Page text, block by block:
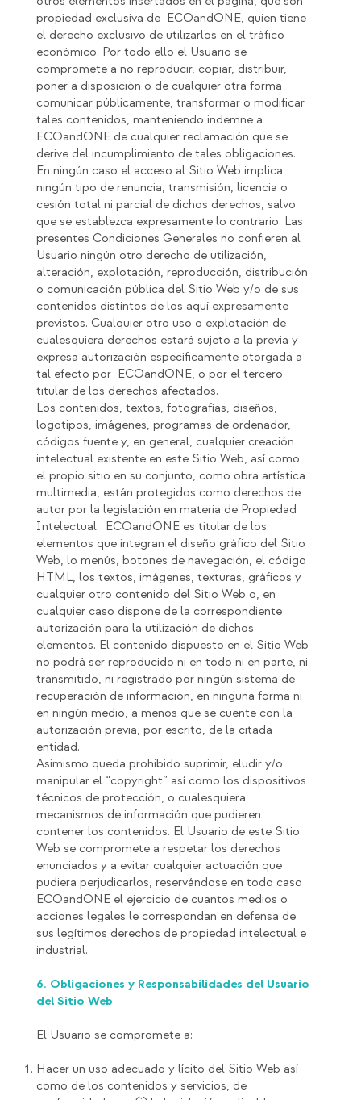
propiedad exclusiva de ECOandONE, quien tiene
el derecho exclusivo de utilizarlos en el tráfico
económico. Por todo ello el Usuario se
compromete a no reproducir, copiar, distribuir,
poner a disposición o de cualquier otra forma
comunicar públicamente, transformar o modificar
tales contenidos, manteniendo indemne a
ECOandONE de cualquier reclamación que se
derive del incumplimiento de tales obligaciones.
En ningún caso el acceso al Sitio Web implica
ningún tipo de renuncia, transmisión, licencia o
cesión total ni parcial de dichos derechos, salvo
que se establezca expresamente lo contrario. Las
presentes Condiciones Generales no confieren al
Usuario ningún otro derecho de utilización,
alteración, explotación, reproducción, distribución
o comunicación pública del Sitio Web y/o de sus
contenidos distintos de los aquí expresamente
previstos. Cualquier otro uso o explotación de
cualesquiera derechos estará sujeto a la previa y
expresa autorización específicamente otorgada a
tal efecto por ECOandONE, o por el tercero
titular de los derechos afectados.
Los contenidos, textos, fotografías, diseños,
logotipos, imágenes, programas de ordenador,
códigos fuente y, en general, cualquier creación
intelectual existente en este Sitio Web, así como
el propio sitio en su conjunto, como obra artística
multimedia, están protegidos como derechos de
autor por la legislación en materia de Propiedad
Intelectual. ECOandONE es titular de los
elementos que integran el diseño gráfico del Sitio
Web, lo menús, botones de navegación, el código
HTML, los textos, imágenes, texturas, gráficos y
cualquier otro contenido del Sitio Web o, en
cualquier caso dispone de la correspondiente
autorización para la utilización de dichos
elementos. El contenido dispuesto en el Sitio Web
no podrá ser reproducido ni en todo ni en parte, ni
transmitido, ni registrado por ningún sistema de
recuperación de información, en ninguna forma ni
en ningún medio, a menos que se cuente con la
autorización previa, por escrito, de la citada
entidad.
Asimismo queda prohibido suprimir, eludir y/o
manipular el “copyright” así como los dispositivos
técnicos de protección, o cualesquiera
mecanismos de información que pudieren
contener los contenidos. El Usuario de este Sitio
Web se compromete a respetar los derechos
enunciados y a evitar cualquier actuación que
pudiera perjudicarlos, reservándose en todo caso
ECOandONE el ejercicio de cuantos medios o
acciones legales le correspondan en defensa de
sus legítimos derechos de propiedad intelectual e
industrial.
6. Obligaciones y Responsabilidades del Usuario
del Sitio Web
El Usuario se compromete a:
Hacer un uso adecuado y lícito del Sitio Web así
como de los contenidos y servicios, de